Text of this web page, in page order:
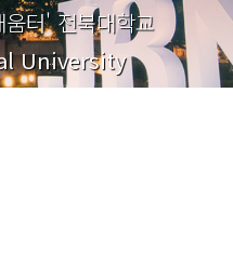
터' 전북대학교
University